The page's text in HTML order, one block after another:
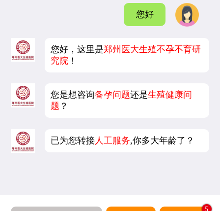
您好
您好，这里是郑州医大生殖不孕不育研
究院 ！
您是想咨询备孕问题还是生殖健康问
题 ？
已为您转接 人工服务,你多大年龄了？
5